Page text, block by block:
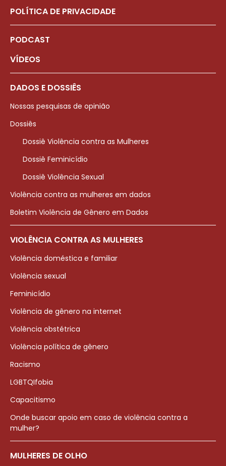
POLÍTICA DE PRIVACIDADE
PODCAST
VÍDEOS
DADOS E DOSSIÊS
Nossas pesquisas de opinião
Dossiês
Dossiê Violência contra as Mulheres
Dossiê Feminicídio
Dossiê Violência Sexual
Violência contra as mulheres em dados
Boletim Violência de Gênero em Dados
VIOLÊNCIA CONTRA AS MULHERES
Violência doméstica e familiar
Violência sexual
Feminicídio
Violência de gênero na internet
Violência obstétrica
Violência política de gênero
Racismo
LGBTQIfobia
Capacitismo
Onde buscar apoio em caso de violência contra a
mulher?
MULHERES DE OLHO